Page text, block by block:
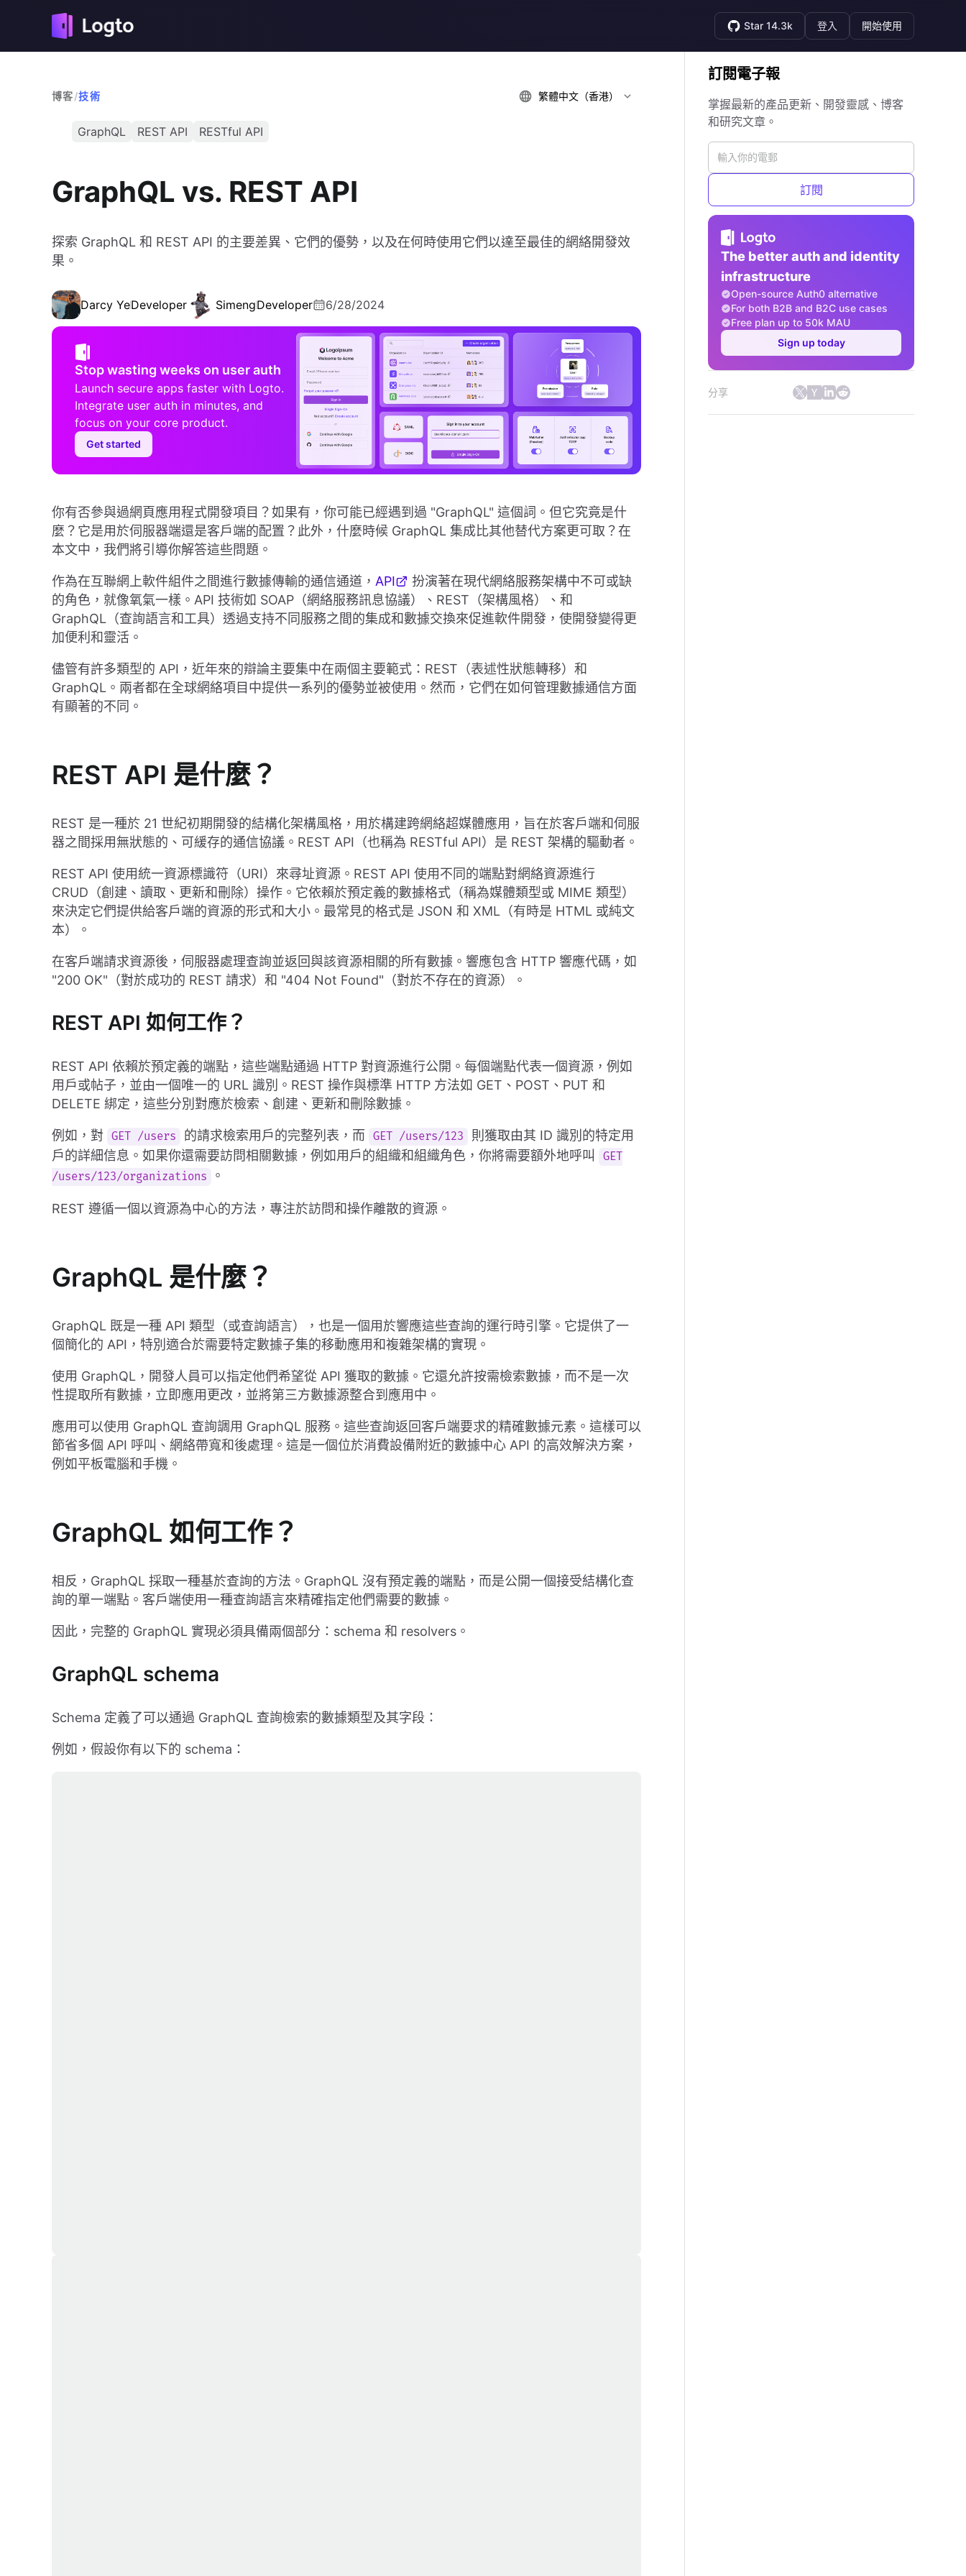
Star 14.3k 登入 開始使用
博客/技術 繁體中文（香港）
GraphQL REST API RESTful API
GraphQL vs. REST API
探索 GraphQL 和 REST API 的主要差異、它們的優勢，以及在何時使用它們以達至最佳的網絡開發效
果。
Darcy YeDeveloper SimengDeveloper 6/28/2024
Stop wasting weeks on user auth
Launch secure apps faster with Logto.
Integrate user auth in minutes, and
focus on your core product.
Get started
你有否參與過網頁應用程式開發項目？如果有，你可能已經遇到過 "GraphQL" 這個詞。但它究竟是什
麼？它是用於伺服器端還是客戶端的配置？此外，什麼時候 GraphQL 集成比其他替代方案更可取？在
本文中，我們將引導你解答這些問題。
作為在互聯網上軟件組件之間進行數據傳輸的通信通道， API
扮演著在現代網絡服務架構中不可或缺
的角色，就像氧氣一樣。API 技術如 SOAP（網絡服務訊息協議）、REST（架構風格）、和
GraphQL（查詢語言和工具）透過支持不同服務之間的集成和數據交換來促進軟件開發，使開發變得更
加便利和靈活。
儘管有許多類型的 API，近年來的辯論主要集中在兩個主要範式：REST（表述性狀態轉移）和
GraphQL。兩者都在全球網絡項目中提供一系列的優勢並被使用。然而，它們在如何管理數據通信方面
有顯著的不同。
REST API 是什麼？
REST 是一種於 21 世紀初期開發的結構化架構風格，用於構建跨網絡超媒體應用，旨在於客戶端和伺服
器之間採用無狀態的、可緩存的通信協議。REST API（也稱為 RESTful API）是 REST 架構的驅動者。
REST API 使用統一資源標識符（URI）來尋址資源。REST API 使用不同的端點對網絡資源進行
CRUD（創建、讀取、更新和刪除）操作。它依賴於預定義的數據格式（稱為媒體類型或 MIME 類型）
來決定它們提供給客戶端的資源的形式和大小。最常見的格式是 JSON 和 XML（有時是 HTML 或純文
本）。
在客戶端請求資源後，伺服器處理查詢並返回與該資源相關的所有數據。響應包含 HTTP 響應代碼，如
"200 OK"（對於成功的 REST 請求）和 "404 Not Found"（對於不存在的資源）。
REST API 如何工作？
REST API 依賴於預定義的端點，這些端點通過 HTTP 對資源進行公開。每個端點代表一個資源，例如
用戶或帖子，並由一個唯一的 URL 識別。REST 操作與標準 HTTP 方法如 GET、POST、PUT 和
DELETE 綁定，這些分別對應於檢索、創建、更新和刪除數據。
例如，對 GET /users 的請求檢索用戶的完整列表，而 GET /users/123
則獲取由其 ID 識別的特定用
戶的詳細信息。如果你還需要訪問相關數據，例如用戶的組織和組織角色，你將需要額外地呼叫
GET
/users/123/organizations
。
REST 遵循一個以資源為中心的方法，專注於訪問和操作離散的資源。
GraphQL 是什麼？
GraphQL 既是一種 API 類型（或查詢語言），也是一個用於響應這些查詢的運行時引擎。它提供了一
個簡化的 API，特別適合於需要特定數據子集的移動應用和複雜架構的實現。
使用 GraphQL，開發人員可以指定他們希望從 API 獲取的數據。它還允許按需檢索數據，而不是一次
性提取所有數據，立即應用更改，並將第三方數據源整合到應用中。
應用可以使用 GraphQL 查詢調用 GraphQL 服務。這些查詢返回客戶端要求的精確數據元素。這樣可以
節省多個 API 呼叫、網絡帶寬和後處理。這是一個位於消費設備附近的數據中心 API 的高效解決方案，
例如平板電腦和手機。
GraphQL 如何工作？
相反，GraphQL 採取一種基於查詢的方法。GraphQL 沒有預定義的端點，而是公開一個接受結構化查
詢的單一端點。客戶端使用一種查詢語言來精確指定他們需要的數據。
因此，完整的 GraphQL 實現必須具備兩個部分：schema 和 resolvers。
GraphQL schema
Schema 定義了可以通過 GraphQL 查詢檢索的數據類型及其字段：
例如，假設你有以下的 schema：
訂閱電子報
掌握最新的產品更新、開發靈感、博客
和研究文章。
訂閱
The better auth and identity
infrastructure
Open-source Auth0 alternative
For both B2B and B2C use cases
Free plan up to 50k MAU
Sign up today
分享